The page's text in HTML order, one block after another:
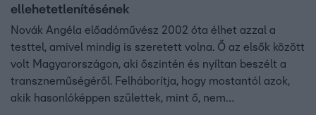
ellehetetlenítésének
Novák Angéla előadóművész 2002 óta élhet azzal a
testtel, amivel mindig is szeretett volna. Ő az elsők között
volt Magyarországon, aki őszintén és nyíltan beszélt a
transzneműségéről. Felháborítja, hogy mostantól azok,
akik hasonlóképpen születtek, mint ő, nem